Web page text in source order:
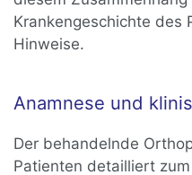
Krankengeschichte des
Hinweise.
Anamnese und
Der behandelnde
Patienten detailliert